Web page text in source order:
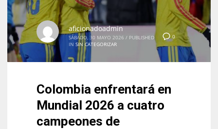
0
aficionadoadmin
SÁBADO, 30 MAYO 2026 / PUBLISHED
IN SIN CATEGORIZAR
Colombia enfrentará en
Mundial 2026 a cuatro
campeones de